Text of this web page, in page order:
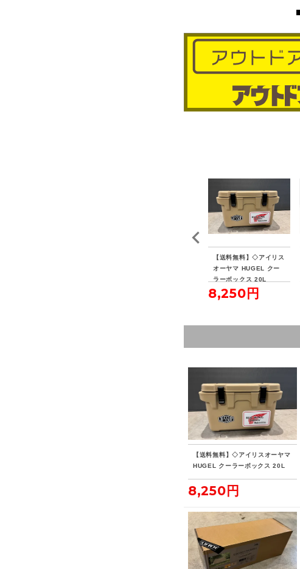
【送料無料】◇アイリス
オーヤマ HUGEL クー
ラーボックス 20L
8,250円
【送料無料】◇アイリスオーヤマ
HUGEL クーラーボックス 20L
8,250円